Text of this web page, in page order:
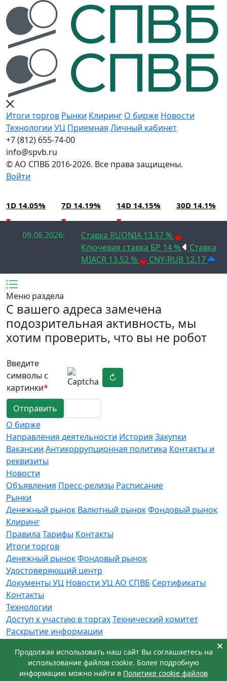
Итоги торгов Рынки Клиринг О бирже Новости
Технологии УЦ Приемная Личный кабинет
+7 (812) 655-74-00
info@spvb.ru
© АО СПВБ 2016-2026. Все права защищены.
Войти
1D 14.05%
7D 14.19% 14D 14.15% 30D 14.1%
09.08.2026:
Ставка RUONIA 13.57 %
Ключевая ставка БР 14 %
Ставка
MIACR 13.52 %
CNY-RUB 12.17
Меню раздела
C вашего адреса замечена
подозрительная активность, мы
хотим проверить, что вы не робот
Введите
символы с
картинки*
↻
Отправить
О бирже
Направления деятельности История Закупки
Вакансии Антикоррупционная политика Контакты и
реквизиты
Новости
Объявления Пресс-релизы Расписание
Рынки
Денежный рынок Валютный рынокФондовый рынок
Клиринг
Правила Тарифы Контакты
Итоги торгов
Денежный рынокФондовый рынок
Удостоверяющий центр
Документы УЦ Новости УЦ АО СПВБ Сертификаты
Контакты
Технологии
Доступ к участию в торгахТехнический комитет
Раскрытие информации
Обращения Заявка в техническую поддержку
© АО СПВБ 2016-2026. Все права защищены.
Продолжая использовать наш сайт Вы соглашаетесь на
использование файлов cookie. Более подробную
информацию можно найти в Политике cookie файлов